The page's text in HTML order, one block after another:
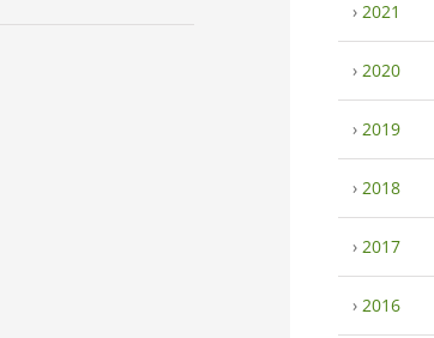
› 2021
› 2020
› 2019
› 2018
› 2017
› 2016